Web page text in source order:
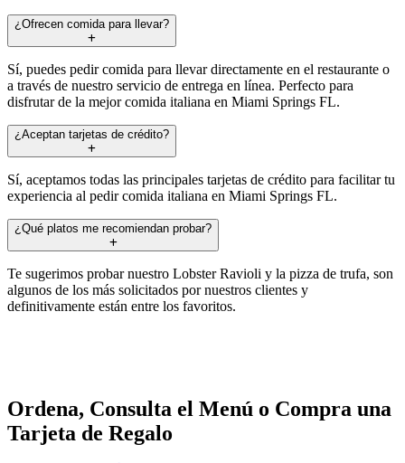
¿Ofrecen comida para llevar?
Sí, puedes pedir comida para llevar directamente en el restaurante o
a través de nuestro servicio de entrega en línea. Perfecto para
disfrutar de la mejor comida italiana en Miami Springs FL.
¿Aceptan tarjetas de crédito?
Sí, aceptamos todas las principales tarjetas de crédito para facilitar tu
experiencia al pedir comida italiana en Miami Springs FL.
¿Qué platos me recomiendan probar?
Te sugerimos probar nuestro Lobster Ravioli y la pizza de trufa, son
algunos de los más solicitados por nuestros clientes y
definitivamente están entre los favoritos.
Ordena, Consulta el Menú o Compra una
Tarjeta de Regalo